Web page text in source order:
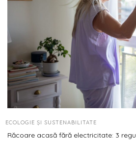
ECOLOGIE ȘI SUSTENABILITATE
Răcoare acasă fără electricitate: 3